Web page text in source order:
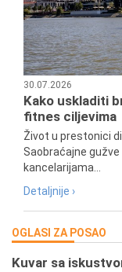
30.07.2026
Kako uskladiti
fitnes ciljevima
Život u prestonici
Saobraćajne gužve
kancelarijama...
Detaljnije ›
OGLASI ZA POSAO
Kuvar sa